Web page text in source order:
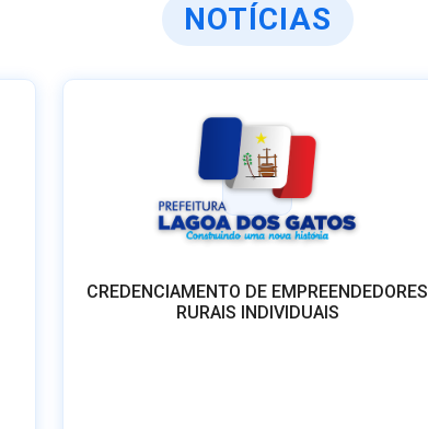
NOTÍCIAS
CREDENCIAMENTO DE EMPREENDEDORES
RURAIS INDIVIDUAIS